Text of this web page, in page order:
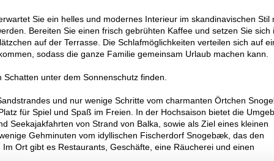
Sie ein helles und modernes Interieur im skandinavischen Stil
Bereiten Sie einen frisch gebrühten Kaffee und setzen Sie sich
auf der Terrasse. Die Schlafmöglichkeiten verteilen sich auf
sodass die ganze Familie gemeinsam Urlaub machen kann.
unter dem Sonnenschutz finden.
und nur wenige Schritte vom charmanten Örtchen
für Spiel und Spaß im Freien. In der Hochsaison bietet die
Seekajakfahrten von Strand von Balka, sowie als Ziel eines kleinen
Gehminuten vom idyllischen Fischerdorf Snogebæk, das den
Ort gibt es Restaurants, Geschäfte, eine Räucherei und einen